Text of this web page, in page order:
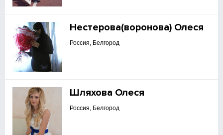
Нестерова(воронова) Олеся
Россия, Белгород
Шляхова Олеся
Россия, Белгород